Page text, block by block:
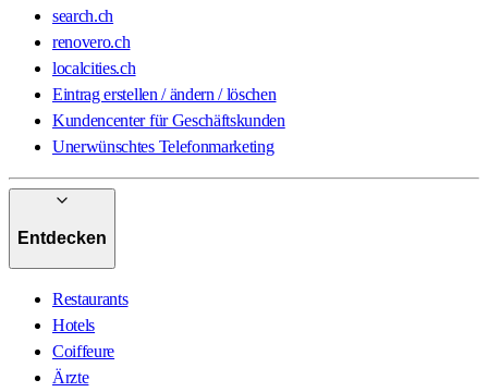
search.ch
renovero.ch
localcities.ch
Eintrag erstellen / ändern / löschen
Kundencenter für Geschäftskunden
Unerwünschtes Telefonmarketing
Entdecken
Restaurants
Hotels
Coiffeure
Ärzte